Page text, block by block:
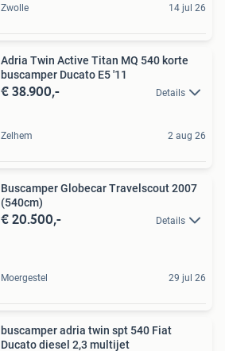
Zwolle 14 jul 26
Adria Twin Active Titan MQ 540 korte
buscamper Ducato E5 '11
€ 38.900,- Details
Zelhem 2 aug 26
Buscamper Globecar Travelscout 2007
(540cm)
€ 20.500,- Details
Moergestel 29 jul 26
buscamper adria twin spt 540 Fiat
Ducato diesel 2,3 multijet